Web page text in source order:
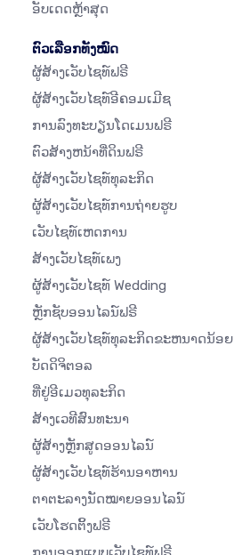
ອັບເດດຫຼ້າສຸດ
ຕົວເລືອກທັງໝົດ
ຜູ້ສ້າງເວັບໄຊທ໌ຟຣີ
ຜູ້ສ້າງເວັບໄຊທ໌ອີຄອມເມີຊ
ການລົງທະບຽນໂດເມນຟຣີ
ຕົວສ້າງຫນ້າທີ່ດິນຟຣີ
ຜູ້ສ້າງເວັບໄຊທ໌ທຸລະກິດ
ຜູ້ສ້າງເວັບໄຊທ໌ການຖ່າຍຮູບ
ເວັບໄຊທ໌ເຫດການ
ສ້າງເວັບໄຊທ໌ເພງ
ຜູ້ສ້າງເວັບໄຊທ໌ Wedding
ຫຼັກຊັບອອນໄລນ໌ຟຣີ
ຜູ້ສ້າງເວັບໄຊທ໌ທຸລະກິດຂະຫນາດນ້ອຍ
ບັດດິຈິຕອລ
ທີ່ຢູ່ອີເມວທຸລະກິດ
ສ້າງເວທີສົນທະນາ
ຜູ້ສ້າງຫຼັກສູດອອນໄລນ໌
ຜູ້ສ້າງເວັບໄຊທ໌ຮ້ານອາຫານ
ຕາຕະລາງນັດໝາຍອອນໄລນ໌
ເວັບໂຮດຕິ້ງຟຣີ